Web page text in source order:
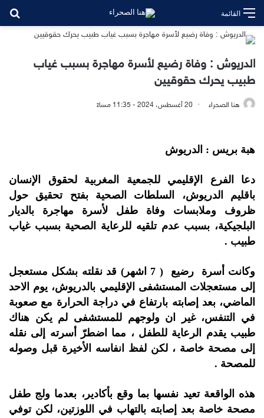
القائمة
الدريوش : وفاة رضيع لأسرة مهاجرة بسبب غياب
طبيب يحرك حقوقيين
هنا الصحراء 20 أغسطس، 2024 - 11:35 مساءً
هبة بريس : الدريوش
دعا الفرع الإقليمي للجمعية المغربية لحقوق الإنسان
باقليم الدريوش، السلطات الصحية بفتح تحقيق حول
ظروف وملابسات وفاة طفل لأسرة مهاجرة بالديار
البلجيكية، بسبب عدم تلقيه للرعاية الصحية بسبب غياب
طبيب .
وكانت أسرة رضيع ( 7 اشهر) قد نقلته بشكل مستعجل
إلى مستعجلات المستشفى الإقليمي بالدريوش، يوم الاحد
الماضي، بعد إصابته بارتفاع في دراجة الحرارة مع صعوبة
في التنفس، غير ان ولوجهم للمستشفى لم يكن هناك
طبيب يقدم الرعاية للطفل ، مما اضطرّ أسرته إلى نقله
إلى مصحة خاصة ، لكن لفظ انفاسه الأخيرة قبل وصوله
للمصحة .
هذه الواقعة تعيد نفسها بما وقع بأكادير، بعدما ولج طفل
مصحة خاصة بعد إصابته بالتهاب في اللوزتين، لكن توفي